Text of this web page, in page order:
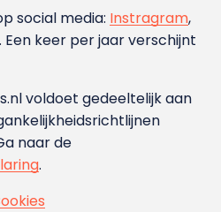
social media: Instragram,
Een keer per jaar verschijnt
voldoet gedeeltelijk aan
naar de
.